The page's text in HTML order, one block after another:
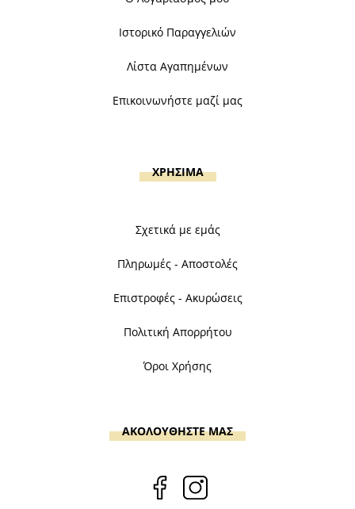
Ιστορικό Παραγγελιών
Λίστα Αγαπημένων
Επικοινωνήστε μαζί μας
ΧΡΗΣΙΜΑ
Σχετικά με εμάς
Πληρωμές - Αποστολές
Επιστροφές - Ακυρώσεις
Πολιτική Απορρήτου
Όροι Χρήσης
ΑΚΟΛΟΥΘΗΣΤΕ ΜΑΣ